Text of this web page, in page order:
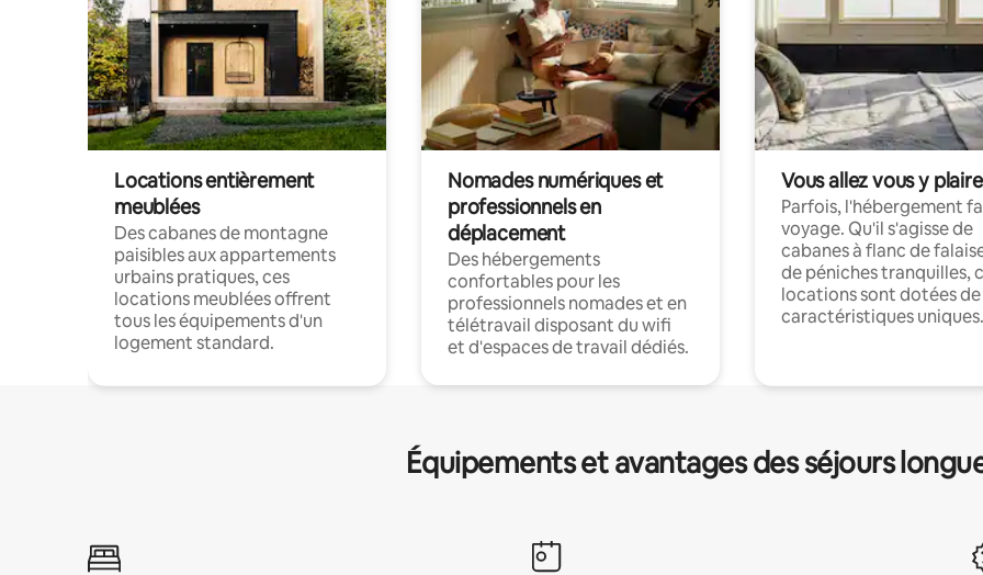
Locations entièrement
meublées
Des cabanes de montagne
paisibles aux appartements
urbains pratiques, ces
locations meublées offrent
tous les équipements d'un
logement standard.
Nomades numériques et
professionnels en
déplacement
Des hébergements
confortables pour les
professionnels nomades et en
télétravail disposant du wifi
et d'espaces de travail dédiés.
Vous allez vous y plaire
Parfois, l'hébergement
voyage. Qu'il s'agisse de
cabanes à flanc de
de péniches tranquilles,
locations sont dotées de
caractéristiques uniques.
Équipements et avantages des séjours